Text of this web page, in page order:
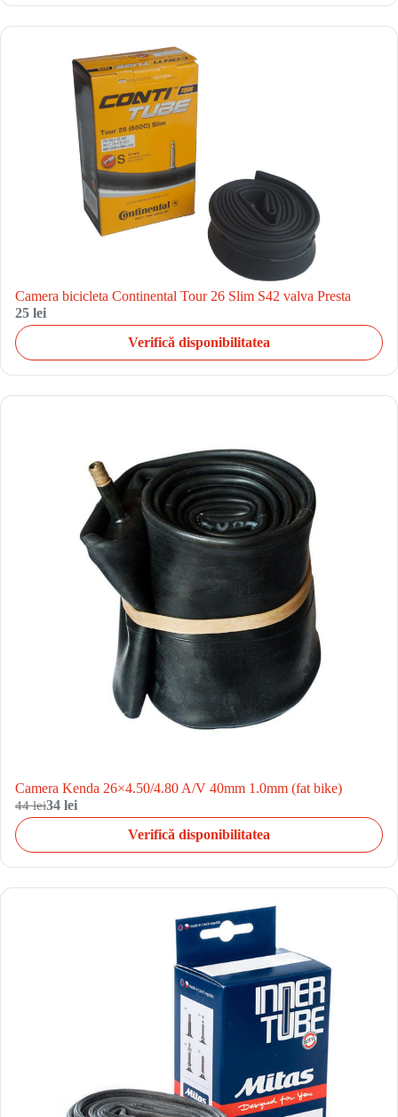
Camera bicicleta Continental Tour 26 Slim S42 valva Presta
25 lei
Verifică disponibilitatea
Camera Kenda 26×4.50/4.80 A/V 40mm 1.0mm (fat bike)
44 lei34 lei
Verifică disponibilitatea